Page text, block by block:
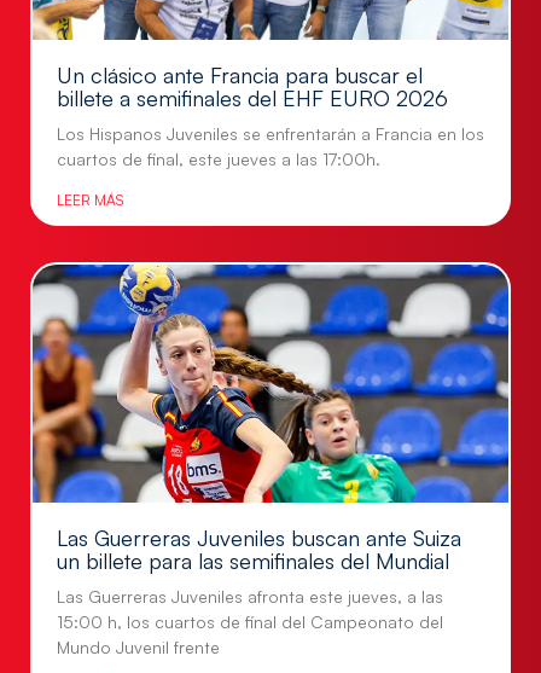
Un clásico ante Francia para buscar el
billete a semifinales del EHF EURO 2026
Los Hispanos Juveniles se enfrentarán a Francia en los
cuartos de final, este jueves a las 17:00h.
LEER MÁS
Las Guerreras Juveniles buscan ante Suiza
un billete para las semifinales del Mundial
Las Guerreras Juveniles afronta este jueves, a las
15:00 h, los cuartos de final del Campeonato del
Mundo Juvenil frente